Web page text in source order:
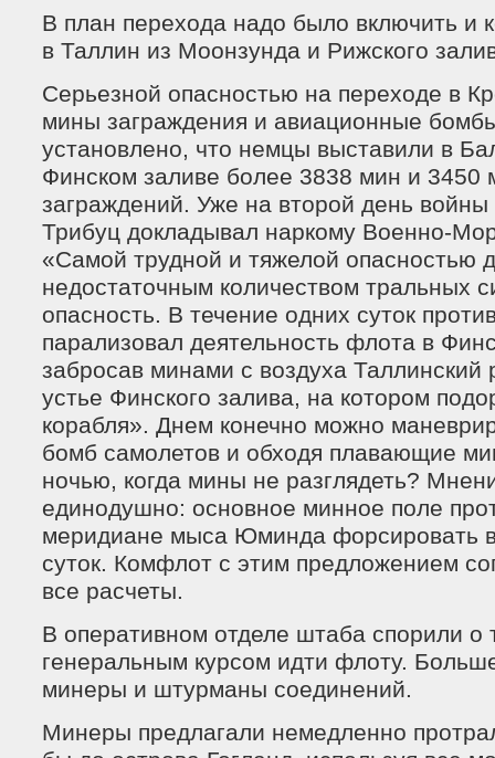
В план перехода надо было включить и
в Таллин из Моонзунда и Рижского
Серьезной опасностью на переходе в
мины заграждения и авиационные
установлено, что немцы выставили в
Финском заливе более 3838 мин и 3450
заграждений. Уже на второй день
Трибуц докладывал наркому Военно-
«Самой трудной и тяжелой опасностью
недостаточным количеством тральных
опас­ность. В течение одних суток
парализовал деятельность флота в
забросав минами с воздуха Таллинский
устье Финского залива, на котором
корабля». Днем конечно можно
бомб самолетов и обходя плавающие
ночью, когда мины не разглядеть?
единодушно: основное минное поле
меридиане мыса Юминда форсировать
суток. Комфлот с этим предложением
все расчеты.
В оперативном отделе штаба спорили о
генеральным курсом идти флоту.
минеры и штурманы соединений.
Минеры предлагали немедленно